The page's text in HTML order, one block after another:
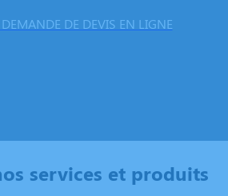
DE DEVIS EN LIGNE
services et produits